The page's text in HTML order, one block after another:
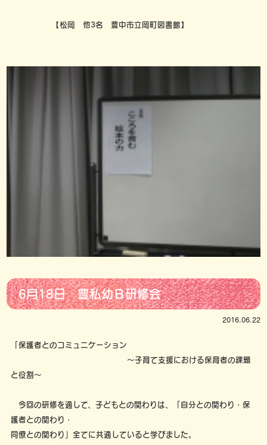
【松岡 他3名 豊中市立岡町図書館】
6月18日 豊私幼Ｂ研修会
2016.06.22
「保護者とのコミュニケーション
～子育て支援における保育者の課題
と役割～
今回の研修を通して、子どもとの関わりは、「自分との関わり・保
護者との関わり・
同僚との関わり」全てに共通していると学びました。